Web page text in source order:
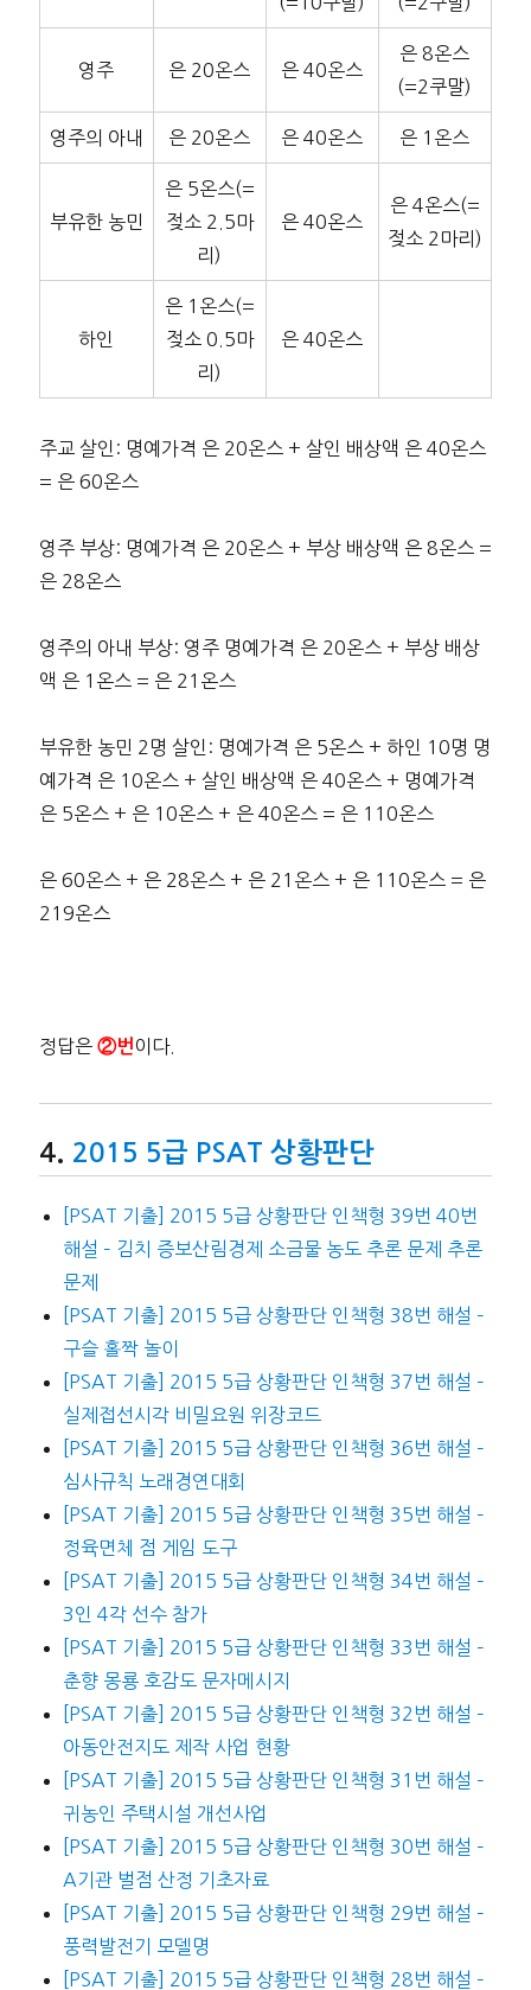
영주 은 20온스 은 40온스
은 8온스
(=2쿠말)
영주의 아내 은 20온스 은 40온스 은 1온스
부유한 농민
은 5온스(=
젖소 2.5마
리)
은 40온스
은 4온스(=
젖소 2마리)
하인
은 1온스(=
젖소 0.5마
리)
은 40온스
주교 살인: 명예가격 은 20온스 + 살인 배상액 은 40온스
= 은 60온스
영주 부상: 명예가격 은 20온스 + 부상 배상액 은 8온스 =
은 28온스
영주의 아내 부상: 영주 명예가격 은 20온스 + 부상 배상
액 은 1온스 = 은 21온스
부유한 농민 2명 살인: 명예가격 은 5온스 + 하인 10명 명
예가격 은 10온스 + 살인 배상액 은 40온스 + 명예가격
은 5온스 + 은 10온스 + 은 40온스 = 은 110온스
은 60온스 + 은 28온스 + 은 21온스 + 은 110온스 = 은
219온스
정답은②번 이다.
2015 5급 PSAT 상황판단
[PSAT 기출] 2015 5급 상황판단 인책형 39번 40번
해설 – 김치 증보산림경제 소금물 농도 추론 문제 추론
문제
[PSAT 기출] 2015 5급 상황판단 인책형 38번 해설 –
구슬 홀짝 놀이
[PSAT 기출] 2015 5급 상황판단 인책형 37번 해설 –
실제접선시각 비밀요원 위장코드
[PSAT 기출] 2015 5급 상황판단 인책형 36번 해설 –
심사규칙 노래경연대회
[PSAT 기출] 2015 5급 상황판단 인책형 35번 해설 –
정육면체 점 게임 도구
[PSAT 기출] 2015 5급 상황판단 인책형 34번 해설 –
3인 4각 선수 참가
[PSAT 기출] 2015 5급 상황판단 인책형 33번 해설 –
춘향 몽룡 호감도 문자메시지
[PSAT 기출] 2015 5급 상황판단 인책형 32번 해설 –
아동안전지도 제작 사업 현황
[PSAT 기출] 2015 5급 상황판단 인책형 31번 해설 –
귀농인 주택시설 개선사업
[PSAT 기출] 2015 5급 상황판단 인책형 30번 해설 –
A기관 벌점 산정 기초자료
[PSAT 기출] 2015 5급 상황판단 인책형 29번 해설 –
풍력발전기 모델명
[PSAT 기출] 2015 5급 상황판단 인책형 28번 해설 –